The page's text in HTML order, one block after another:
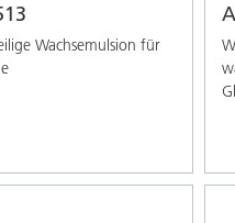
Wachsemulsion für